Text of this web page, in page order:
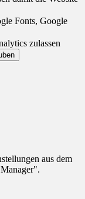
Fonts, Google
zulassen
aus dem